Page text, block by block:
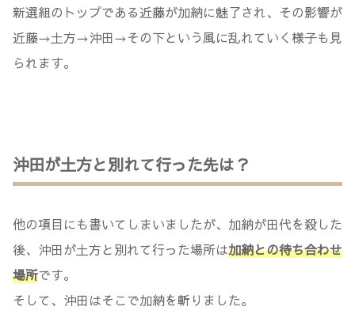
新選組のトップである近藤が加納に魅了され、その影響が
近藤→土方→沖田→その下という風に乱れていく様子も見
られます。
沖田が土方と別れて行った先は？
他の項目にも書いてしまいましたが、加納が田代を殺した
後、沖田が土方と別れて行った場所は加納との待ち合わせ
場所です。
そして、沖田はそこで加納を斬りました。